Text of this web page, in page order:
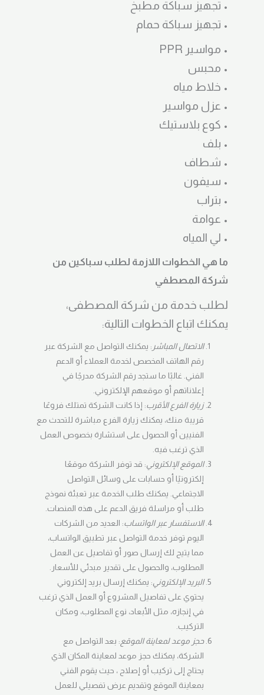
• تجهيز سباكة مطبخ
• تجهيز سباكة حمام
• مواسير PPR
• محبس
• خلاط مياه
• عزل مواسير
• كوع بلاستيك
• بلف
• شطاف
• سيفون
• بتراب
• عوامة
• لي المياه
ما هي الخطوات اللازمة لطلب سباكين من
شركة المصطفي
لطلب خدمة من شركة المصطفى،
يمكنك اتباع الخطوات التالية:
الاتصال المباشر : يمكنك التواصل مع الشركة عبر
رقم الهاتف المخصص لخدمة العملاء أو الدعم
الفني. غالبًا ما ستجد رقم الشركة مدرجًا في
إعلاناتهم أو موقعهم الإلكتروني.
زيارة الفرع الأقرب: إذا كانت الشركة تمتلك فروعًا
قريبة منك، يمكنك زيارة الفرع مباشرة للتحدث مع
الفنيين أو الحصول على استشارة بخصوص العمل
الذي ترغب فيه.
الموقع الإلكتروني: قد توفر الشركة موقعًا
إلكترونيًا أو حسابات على وسائل التواصل
الاجتماعي. يمكنك طلب الخدمة عبر تعبئة نموذج
طلب أو مراسلة فريق الدعم على هذه المنصات.
الاستفسار عبر الواتساب: العديد من الشركات
اليوم توفر خدمة التواصل عبر تطبيق الواتساب،
مما يتيح لك إرسال صور أو تفاصيل عن العمل
المطلوب، والحصول على تقدير مبدئي للأسعار.
البريد الإلكتروني: يمكنك إرسال بريد إلكتروني
يحتوي على تفاصيل المشروع أو العمل الذي ترغب
في إنجازه، مثل الأبعاد، نوع المطلوب، ومكان
التركيب.
حجز موعد لمعاينة الموقع : بعد التواصل مع
الشركة، يمكنك حجز موعد لمعاينة المكان الذي
يحتاج إلى تركيب أو إصلاح ، حيث يقوم الفني
بمعاينة الموقع وتقديم عرض تفصيلي للعمل